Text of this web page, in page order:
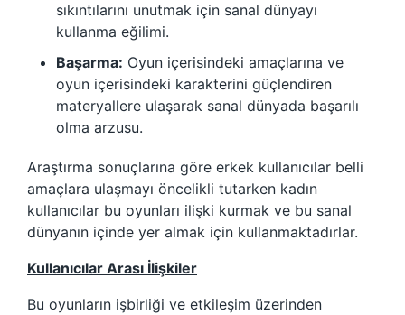
sıkıntılarını unutmak için sanal dünyayı
kullanma eğilimi.
Başarma: Oyun içerisindeki amaçlarına ve
oyun içerisindeki karakterini güçlendiren
materyallere ulaşarak sanal dünyada başarılı
olma arzusu.
Araştırma sonuçlarına göre erkek kullanıcılar belli
amaçlara ulaşmayı öncelikli tutarken kadın
kullanıcılar bu oyunları ilişki kurmak ve bu sanal
dünyanın içinde yer almak için kullanmaktadırlar.
Kullanıcılar Arası İlişkiler
Bu oyunların işbirliği ve etkileşim üzerinden